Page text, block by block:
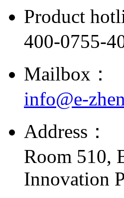
Product
400-0755-
Mailbox：
info@e-
Address：
Room 510,
Innovation